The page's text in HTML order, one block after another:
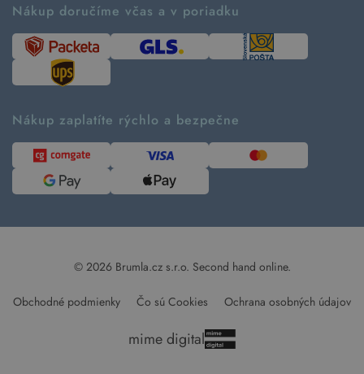
Návod ako nakupovať
Tabuľka veľkostí
Predávané značky
Kontakt
Ako tvoríme second hand
Časté otázky
Kde pomáhame
Udržateľnosť
Blog
Pre médiá
Nákup doručíme včas a v poriadku
Nákup zaplatíte rýchlo a bezpečne
© 2026 Brumla.cz s.r.o. Second hand online.
Obchodné podmienky Čo sú Cookies Ochrana osobných údajov
mime digital